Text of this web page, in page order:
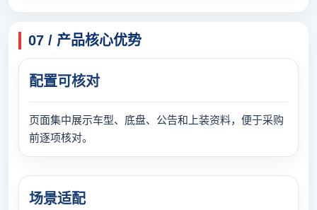
07 / 产品核心优势
配置可核对
页面集中展示车型、底盘、公告和上装资料，便于采购
前逐项核对。
场景适配